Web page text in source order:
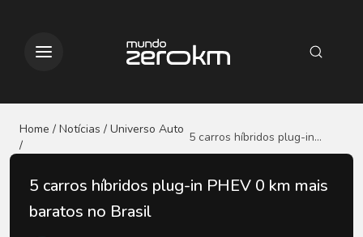
Home / Notícias / Universo Auto
/
5 carros híbridos plug-in
PHEV 0 km mais baratos no
5 carros híbridos plug-in PHEV 0 km mais
baratos no Brasil